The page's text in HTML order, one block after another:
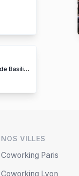
Wojo Saint-Denis - Novotel Stade Basilique
NOS VILLES
Coworking Paris
Coworking Lyon